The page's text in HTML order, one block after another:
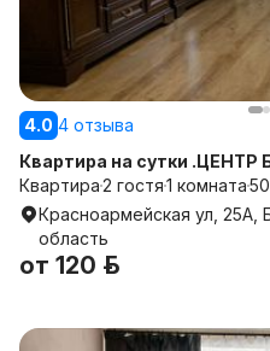
4.0 4 отзыва
Квартира на сутки .ЦЕНТР
Квартира2 гостя1 комната
Красноармейская ул, 25А,
область
от 120 р.